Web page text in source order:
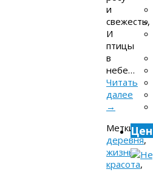
и
свежесть,
И
птицы
в
небе…
Читать
далее
→
Метки:
деревня,
жизнь,
красота,